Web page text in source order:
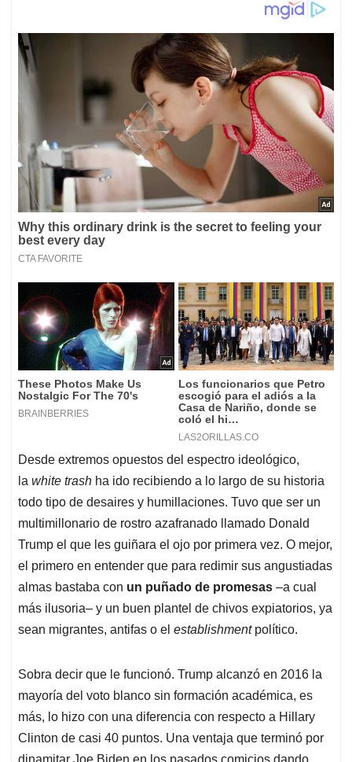
Desde extremos opuestos del espectro ideológico,
la white trash ha ido recibiendo a lo largo de su historia
todo tipo de desaires y humillaciones. Tuvo que ser un
multimillonario de rostro azafranado llamado Donald
Trump el que les guiñara el ojo por primera vez. O mejor,
el primero en entender que para redimir sus angustiadas
almas bastaba con un puñado de promesas –a cual
más ilusoria– y un buen plantel de chivos expiatorios, ya
sean migrantes, antifas o el establishmentpolítico.
Sobra decir que le funcionó. Trump alcanzó en 2016 la
mayoría del voto blanco sin formación académica, es
más, lo hizo con una diferencia con respecto a Hillary
Clinton de casi 40 puntos. Una ventaja que terminó por